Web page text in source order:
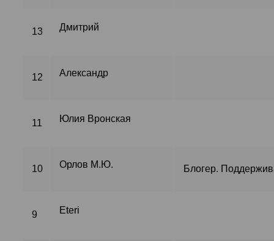
13 Дмитрий
12 Александр
11 Юлия Вронская
10 Орлов М.Ю. Блогер.
9 Eteri